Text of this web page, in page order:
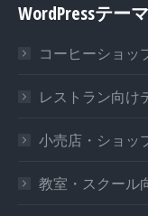
WordPressテーマ
コーヒーショッ
レストラン向け
小売店・ショッ
教室・スクール